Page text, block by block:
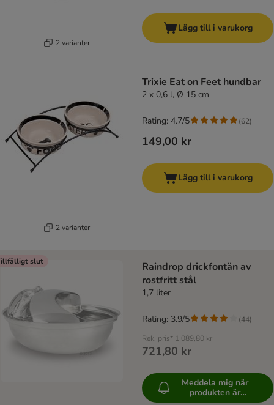
2 varianter
Lägg till i varukorg
2 varianter
Trixie Eat on Feet hundbar
2 x 0,6 l, Ø 15 cm
149,00 kr
Rating: 4.7/5 (62)
Lägg till i varukorg
slut
Raindrop drickfontän av
rostfritt stål
1,7 liter
Rek. pris* 1 089,80 kr
721,80 kr
Rating: 3.9/5 (44)
Meddela mig när
produkten är
tillgänglig